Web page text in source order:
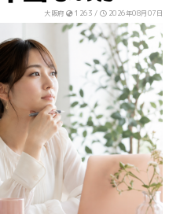
大阪府 1263 / 2026年08月07日